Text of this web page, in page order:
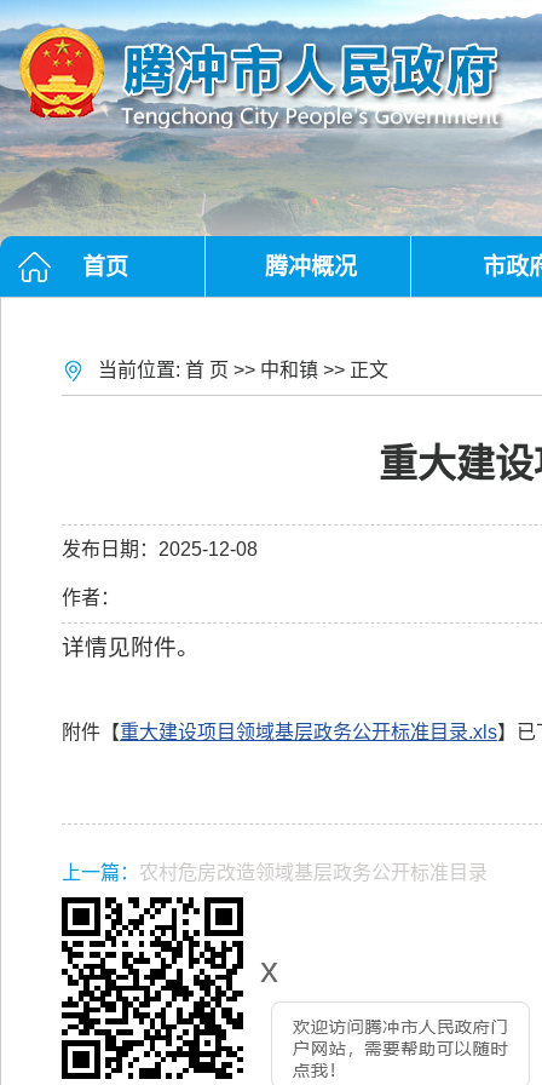
x
首页 腾冲概况 市政
当前位置: 首 页 >> 中和镇 >> 正文
重大建
发布日期：2025-12-08
作者：
详情见附件。
附件【重大建设项目领域基层政务公开标准目录.xls】已
上一篇： 农村危房改造领域基层政务公开标准目录